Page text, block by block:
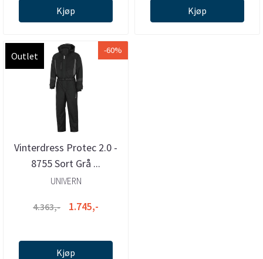
Kjøp Kjøp
Outlet -60%
Vinterdress Protec 2.0 -
8755 Sort Grå ...
UNIVERN
4.363,- 1.745,-
Kjøp